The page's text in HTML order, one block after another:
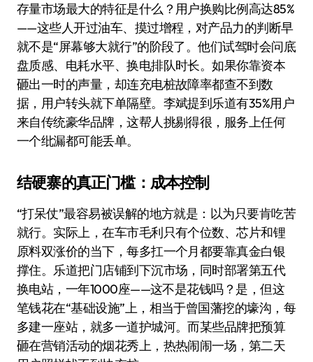
存量市场最大的特征是什么？用户换购比例高达85%
——这些人开过油车、摸过增程，对产品力的判断早
就不是“屏幕够大就行”的阶段了。他们试驾时会问底
盘质感、电耗水平、换电排队时长。如果你靠资本
砸出一时的声量，却连充电桩故障率都查不到数
据，用户转头就下单隔壁。李斌提到乐道有35%用户
来自传统豪华品牌，这帮人挑剔得很，服务上任何
一个纰漏都可能丢单。
结硬寨的真正门槛：成本控制
“打呆仗”最容易被误解的地方就是：以为只要肯吃苦
就行。实际上，在车市毛利只有个位数、芯片和锂
原料双涨价的当下，每多扛一个月都要靠真金白银
撑住。乐道把门店铺到下沉市场，同时部署第五代
换电站，一年1000座——这不是花钱吗？是，但这
笔钱花在“基础设施”上，相当于曾国藩挖的壕沟，每
多建一座站，就多一道护城河。而某些品牌把预算
砸在营销活动的烟花秀上，热热闹闹一场，第二天